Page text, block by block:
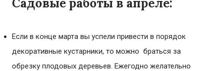
Садовые работы в апреле:
Если в конце марта вы успели привести в порядок
декоративные кустарники, то можно браться за
обрезку плодовых деревьев. Ежегодно желательно